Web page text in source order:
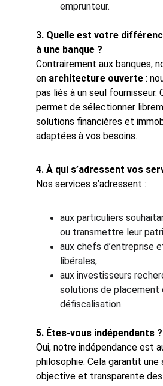
emprunteur.
3. Quelle est votre
à une banque ?
Contrairement aux banques,
en architecture ouverte :
pas liés à un seul fournisseur.
permet de sélectionner
solutions financières et
adaptées à vos besoins.
4. À qui s’adressent vos
Nos services s’adressent :
aux particuliers
ou transmettre leur
aux chefs d’entreprise
libérales,
aux investisseurs
solutions de placement
défiscalisation.
5. Êtes-vous indépendants ?
Oui, notre indépendance est
philosophie. Cela garantit
objective et transparente